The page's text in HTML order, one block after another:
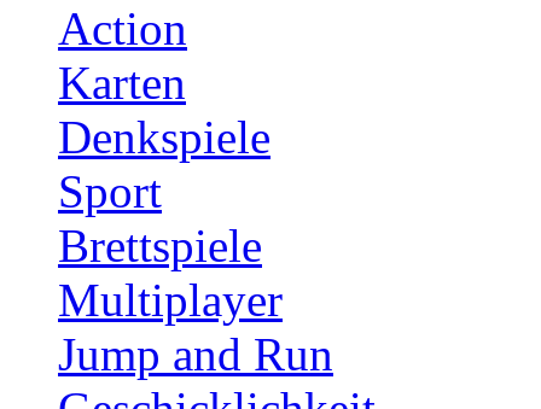
Action
Karten
Denkspiele
Sport
Brettspiele
Multiplayer
Jump and Run